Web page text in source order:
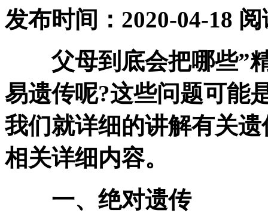
发布时间：2020-04-18
父母到底会把哪些”精
易遗传呢?这些问题可能
我们就详细的讲解有关
相关详细内容。
一、绝对遗传